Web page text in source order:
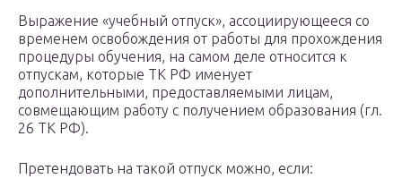
Выражение «учебный отпуск», ассоциирующееся со
временем освобождения от работы для прохождения
процедуры обучения, на самом деле относится к
отпускам, которые ТК РФ именует
дополнительными, предоставляемыми лицам,
совмещающим работу с получением образования (гл.
26 ТК РФ).
Претендовать на такой отпуск можно, если: